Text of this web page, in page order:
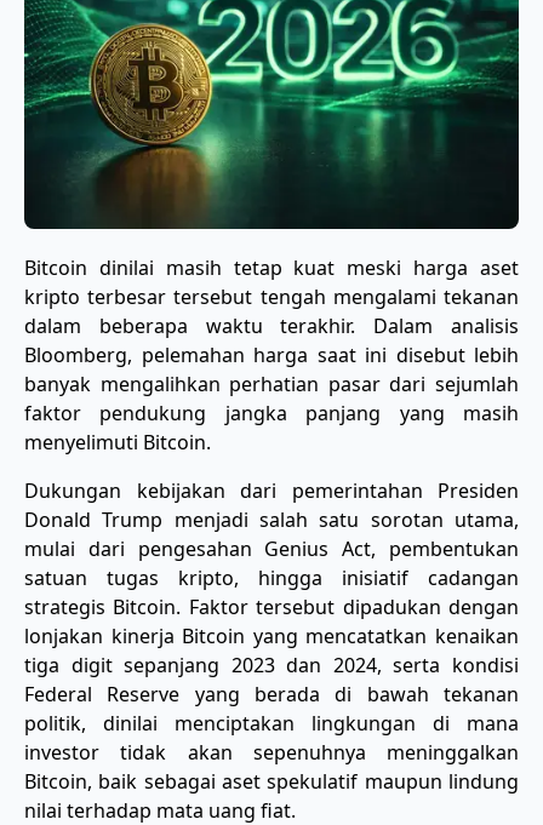
Bitcoin dinilai masih tetap kuat meski harga aset
kripto terbesar tersebut tengah mengalami tekanan
dalam beberapa waktu terakhir. Dalam analisis
Bloomberg, pelemahan harga saat ini disebut lebih
banyak mengalihkan perhatian pasar dari sejumlah
faktor pendukung jangka panjang yang masih
menyelimuti Bitcoin.
Dukungan kebijakan dari pemerintahan Presiden
Donald Trump menjadi salah satu sorotan utama,
mulai dari pengesahan Genius Act, pembentukan
satuan tugas kripto, hingga inisiatif cadangan
strategis Bitcoin. Faktor tersebut dipadukan dengan
lonjakan kinerja Bitcoin yang mencatatkan kenaikan
tiga digit sepanjang 2023 dan 2024, serta kondisi
Federal Reserve yang berada di bawah tekanan
politik, dinilai menciptakan lingkungan di mana
investor tidak akan sepenuhnya meninggalkan
Bitcoin, baik sebagai aset spekulatif maupun lindung
nilai terhadap mata uang fiat.